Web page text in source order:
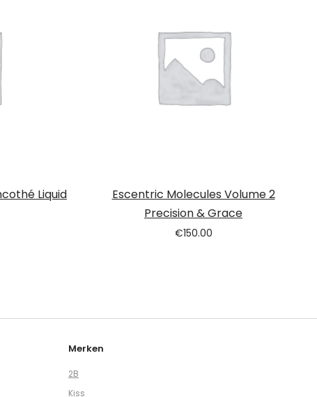
Liquid
Escentric Molecules Volume 2
Precision & Grace
€150.00
Merken
2B
Kiss